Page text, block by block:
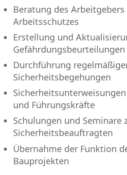
Beratung des
Arbeitsschutzes
Erstellung und
Gefährdungsbeurteilungen
Durchführung
Sicherheitsbegehungen
und Führungskräfte
Schulungen und Seminare
Sicherheitsbeauftragten
Übernahme der Funktion
Bauprojekten